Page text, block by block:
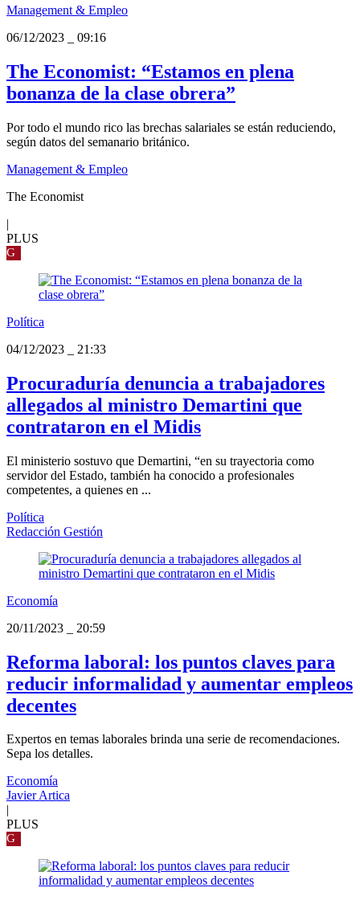
Management & Empleo
06/12/2023
09:16
The Economist: “Estamos en plena
bonanza de la clase obrera”
Por todo el mundo rico las brechas salariales se están reduciendo,
según datos del semanario británico.
Management & Empleo
The Economist
|
PLUS
G
Política
04/12/2023
21:33
Procuraduría denuncia a trabajadores
allegados al ministro Demartini que
contrataron en el Midis
El ministerio sostuvo que Demartini, “en su trayectoria como
servidor del Estado, también ha conocido a profesionales
competentes, a quienes en ...
Política
Redacción Gestión
Economía
20/11/2023
20:59
Reforma laboral: los puntos claves para
reducir informalidad y aumentar empleos
decentes
Expertos en temas laborales brinda una serie de recomendaciones.
Sepa los detalles.
Economía
Javier Artica
|
PLUS
G